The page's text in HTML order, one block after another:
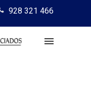
928 321 466